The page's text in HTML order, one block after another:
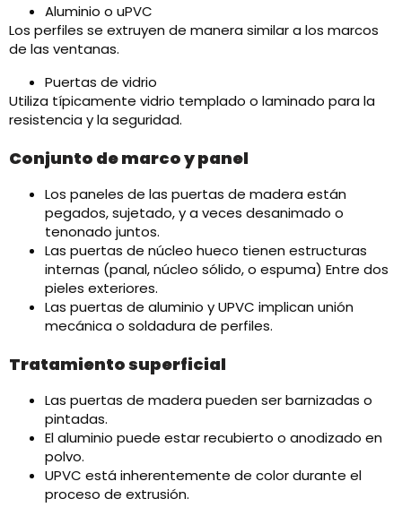
Aluminio o uPVC
Los perfiles se extruyen de manera similar a los marcos
de las ventanas.
Puertas de vidrio
Utiliza típicamente vidrio templado o laminado para la
resistencia y la seguridad.
Conjunto de marco y panel
Los paneles de las puertas de madera están
pegados, sujetado, y a veces desanimado o
tenonado juntos.
Las puertas de núcleo hueco tienen estructuras
internas (panal, núcleo sólido, o espuma) Entre dos
pieles exteriores.
Las puertas de aluminio y UPVC implican unión
mecánica o soldadura de perfiles.
Tratamiento superficial
Las puertas de madera pueden ser barnizadas o
pintadas.
El aluminio puede estar recubierto o anodizado en
polvo.
UPVC está inherentemente de color durante el
proceso de extrusión.